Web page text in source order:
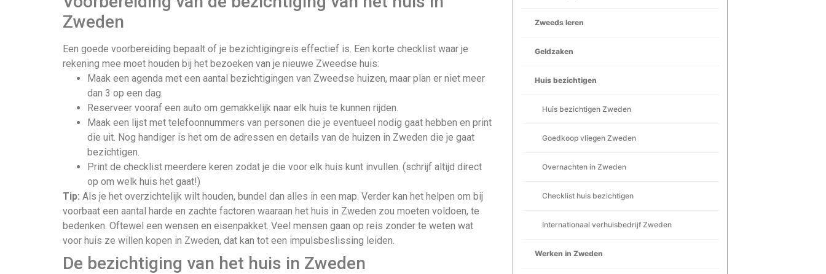
Zweden
Een goede voorbereiding bepaalt of je bezichtigingreis effectief is. Een korte checklist waar je
rekening mee moet houden bij het bezoeken van je nieuwe Zweedse huis:
Maak een agenda met een aantal bezichtigingen van Zweedse huizen, maar plan er niet meer
dan 3 op een dag.
Reserveer vooraf een auto om gemakkelijk naar elk huis te kunnen rijden.
Maak een lijst met telefoonnummers van personen die je eventueel nodig gaat hebben en print
die uit. Nog handiger is het om de adressen en details van de huizen in Zweden die je gaat
bezichtigen.
Print de checklist meerdere keren zodat je die voor elk huis kunt invullen. (schrijf altijd direct
op om welk huis het gaat!)
Tip: Als je het overzichtelijk wilt houden, bundel dan alles in een map. Verder kan het helpen om bij
voorbaat een aantal harde en zachte factoren waaraan het huis in Zweden zou moeten voldoen, te
bedenken. Oftewel een wensen en eisenpakket. Veel mensen gaan op reis zonder te weten wat
voor huis ze willen kopen in Zweden, dat kan tot een impulsbeslissing leiden.
De bezichtiging van het huis in Zweden
Zweeds leren
Geldzaken
Huis bezichtigen
Huis bezichtigen Zweden
Goedkoop vliegen Zweden
Overnachten in Zweden
Checklist huis bezichtigen
Internationaal verhuisbedrijf Zweden
Werken in Zweden